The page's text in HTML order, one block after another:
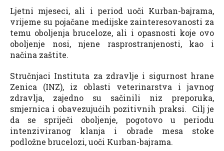
Ljetni mjeseci, ali i period uoči Kurban-bajrama,
vrijeme su pojačane medijske zainteresovanosti za
temu oboljenja bruceloze, ali i opasnosti koje ovo
oboljenje nosi, njene rasprostranjenosti, kao i
načina zaštite.
Stručnjaci Instituta za zdravlje i sigurnost hrane
Zenica (INZ), iz oblasti veterinarstva i javnog
zdravlja, zajedno su sačinili niz preporuka,
smjernica i obavezujućih pozitivnih praksi. Cilj je
da se spriječi oboljenje, pogotovo u periodu
intenziviranog klanja i obrade mesa stoke
podložne brucelozi, uoči Kurban-bajrama.